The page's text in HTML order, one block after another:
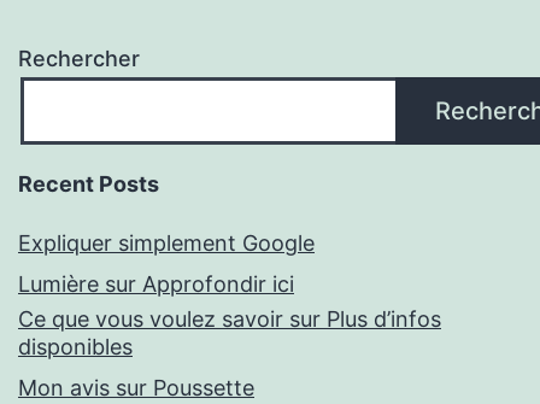
Rechercher
Recent Posts
Expliquer simplement Google
Lumière sur Approfondir ici
Ce que vous voulez savoir sur Plus d’infos
disponibles
Mon avis sur Poussette